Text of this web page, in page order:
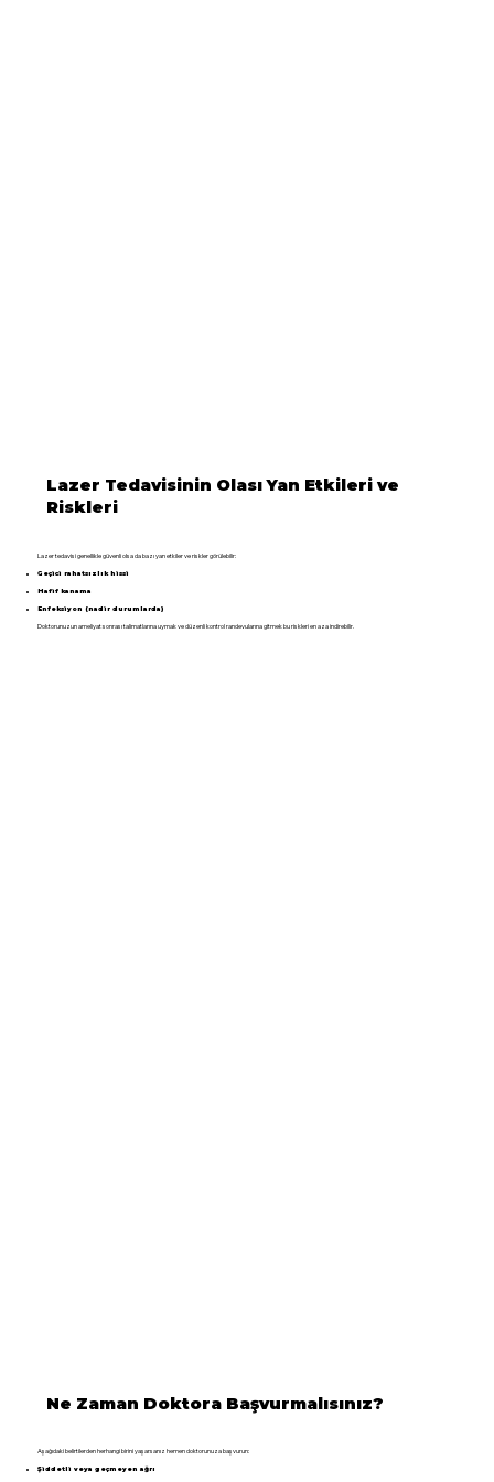
Lazer Tedavisinin Olası Yan Etkileri ve
Riskleri
Lazer tedavisi genellikle güvenli olsa da bazı yan etkiler ve riskler görülebilir:
Geçici rahatsızlık hissi
Hafif kanama
Enfeksiyon (nadir durumlarda)
Doktorunuzun ameliyat sonrası talimatlarına uymak ve düzenli kontrol randevularına gitmek bu riskleri en aza indirebilir.
Ne Zaman Doktora Başvurmalısınız?
Aşağıdaki belirtilerden herhangi birini yaşarsanız hemen doktorunuza başvurun:
Şiddetli veya geçmeyen ağrı